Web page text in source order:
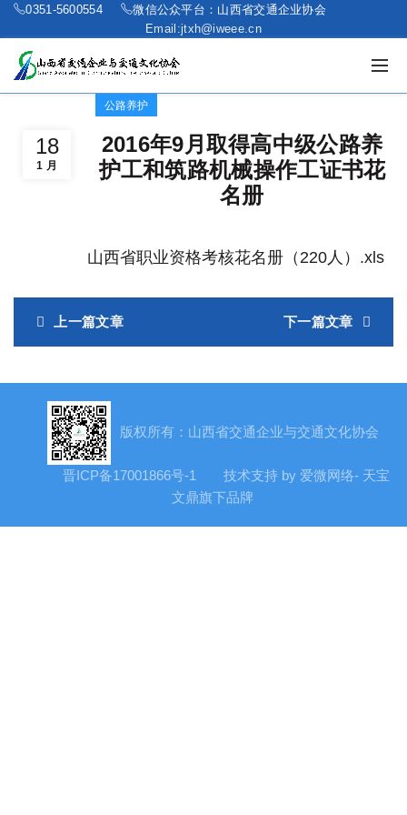
0351-5600554
微信公众平台：山西省交通企业协会
Email:jtxh@iweee.cn
18
1 月
公路养护
2016年9月取得高中级公路养
护工和筑路机械操作工证书花
名册
山西省职业资格考核花名册（220人）.xls
上一篇文章 下一篇文章
版权所有：山西省交通企业与交通文化协会
晋ICP备17001866号-1
技术支持 by 爱微网络- 天宝
文鼎旗下品牌